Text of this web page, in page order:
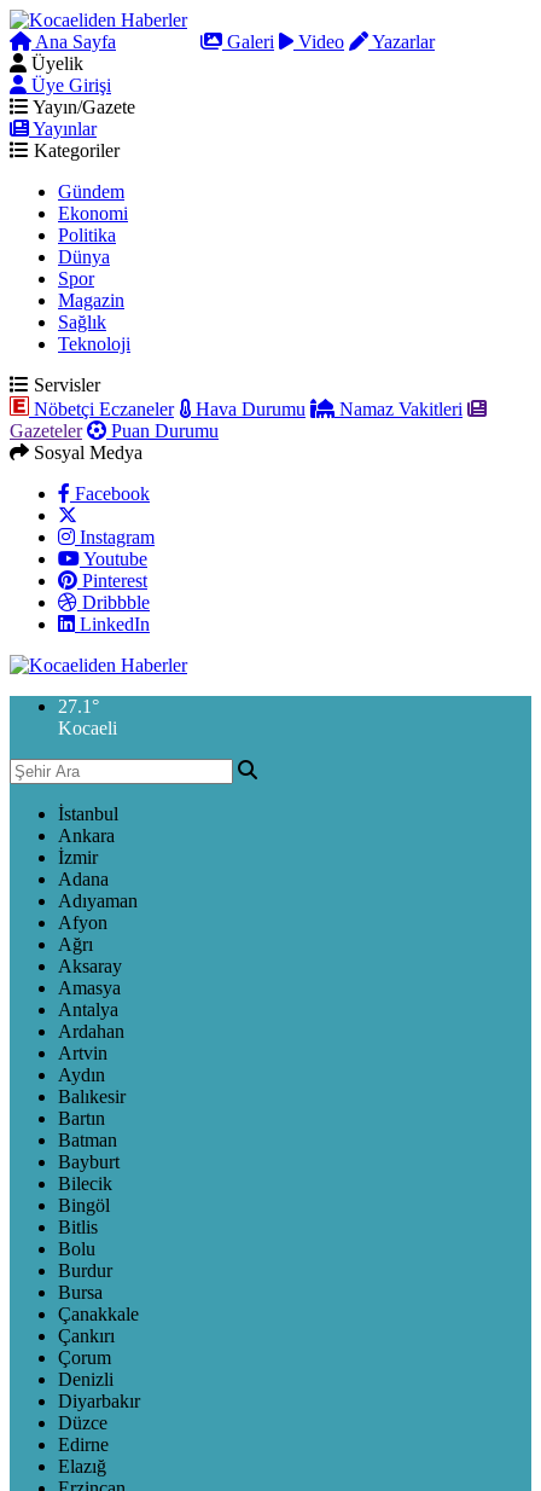
Ana Sayfa Galeri Video
Yazarlar
Üyelik
Üye Girişi
Yayın/Gazete
Yayınlar
Kategoriler
Gündem
Ekonomi
Politika
Dünya
Spor
Magazin
Sağlık
Teknoloji
Servisler
Nöbetçi Eczaneler
Hava Durumu
Namaz Vakitleri
Gazeteler
Puan Durumu
Sosyal Medya
Facebook
Instagram
Youtube
Pinterest
Dribbble
LinkedIn
27.1 °
Kocaeli
İstanbul
Ankara
İzmir
Adana
Adıyaman
Afyon
Ağrı
Aksaray
Amasya
Antalya
Ardahan
Artvin
Aydın
Balıkesir
Bartın
Batman
Bayburt
Bilecik
Bingöl
Bitlis
Bolu
Burdur
Bursa
Çanakkale
Çankırı
Çorum
Denizli
Diyarbakır
Düzce
Edirne
Elazığ